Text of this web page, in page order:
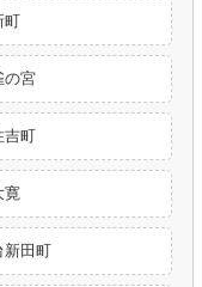
町
の宮
吉町
寛
新田町